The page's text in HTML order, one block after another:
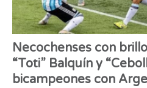
Necochenses con
“Toti” Balquín y
bicampeones con